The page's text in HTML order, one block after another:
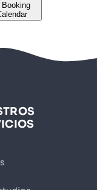
Booking